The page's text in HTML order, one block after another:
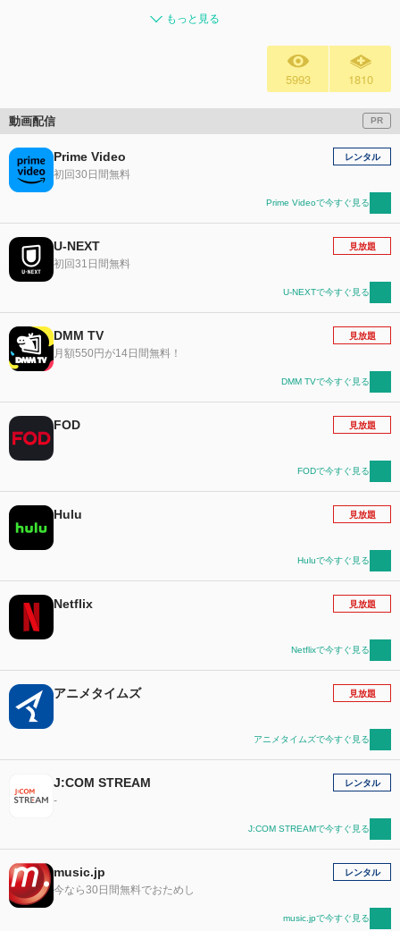
もっと見る
5993 1810
動画配信 PR
Prime Video
初回30日間無料
レンタル
Prime Videoで今すぐ見る
U-NEXT
初回31日間無料
見放題
U-NEXTで今すぐ見る
DMM TV
月額550円が14日間無料！
見放題
DMM TVで今すぐ見る
FOD 見放題
FODで今すぐ見る
Hulu 見放題
Huluで今すぐ見る
Netflix 見放題
Netflixで今すぐ見る
アニメタイムズ 見放題
アニメタイムズで今すぐ見る
J:COM STREAM
-
レンタル
J:COM STREAMで今すぐ見る
music.jp
今なら30日間無料でおためし
レンタル
music.jpで今すぐ見る